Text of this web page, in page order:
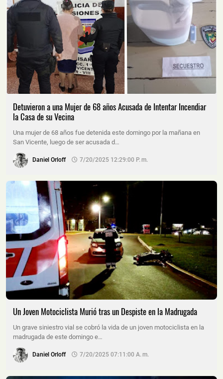
Detuvieron a una Mujer de 68 años Acusada de Intentar Incendiar
la Casa de su Vecina
Una mujer de 68 años fue detenida este domingo por la mañana en
San Vicente, luego de ser acusada d…
Daniel Orloff 7/20/2025 12:29:00 P. M.
Un Joven Motociclista Murió tras un Despiste en la Madrugada
Un grave siniestro vial se cobró la vida de un joven motociclista en la
madrugada de este domingo e…
Daniel Orloff 7/20/2025 07:11:00 A. M.